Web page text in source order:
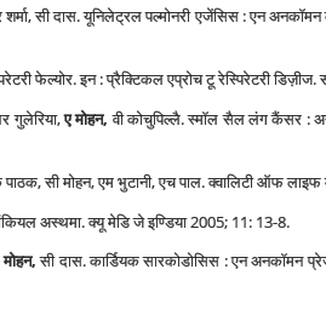
सी दास. यूनिलेट्रल पल्‍मोनरी एजेंसिस : एन
फेल्‍योर. इन : प्रैक्टिकल एप्रोच टू रेस्पिरेटरी
गुलेरिया,ए मोहन,वी कोचुपिल्‍लै. स्‍मॉल सैल लंग कैंसर :
सी मोहन, एम भुटानी, एच पाल. क्‍वालिटी ऑफ
अस्‍थमा. क्‍यू मेडि जे इण्डिया 2005; 11: 13-8.
मोहन,सी दास. कार्डियक सारकोडोसिस : एन अनकॉमन